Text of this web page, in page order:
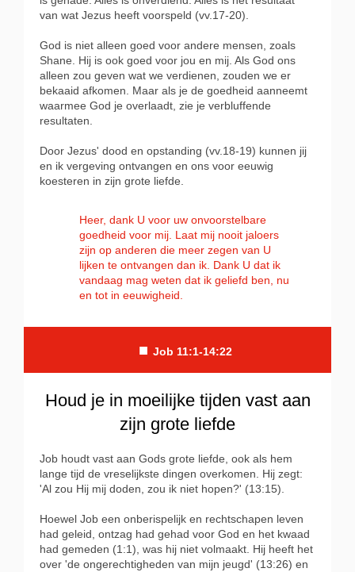
van wat Jezus heeft voorspeld (vv.17-20).
God is niet alleen goed voor andere mensen, zoals
Shane. Hij is ook goed voor jou en mij. Als God ons
alleen zou geven wat we verdienen, zouden we er
bekaaid afkomen. Maar als je de goedheid aanneemt
waarmee God je overlaadt, zie je verbluffende
resultaten.
Door Jezus' dood en opstanding (vv.18-19) kunnen jij
en ik vergeving ontvangen en ons voor eeuwig
koesteren in zijn grote liefde.
Heer, dank U voor uw onvoorstelbare
goedheid voor mij. Laat mij nooit jaloers
zijn op anderen die meer zegen van U
lijken te ontvangen dan ik. Dank U dat ik
vandaag mag weten dat ik geliefd ben, nu
en tot in eeuwigheid.
■ Job 11:1-14:22
Houd je in moeilijke tijden vast aan
zijn grote liefde
Job houdt vast aan Gods grote liefde, ook als hem
lange tijd de vreselijkste dingen overkomen. Hij zegt:
'Al zou Hij mij doden, zou ik niet hopen?' (13:15).
Hoewel Job een onberispelijk en rechtschapen leven
had geleid, ontzag had gehad voor God en het kwaad
had gemeden (1:1), was hij niet volmaakt. Hij heeft het
over 'de ongerechtigheden van mijn jeugd' (13:26) en